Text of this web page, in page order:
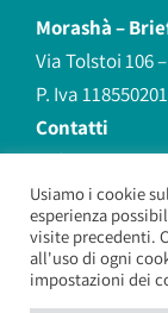
Morashà –
Via Tolstoi 106
P. Iva
Contatti
339 8596707
(anche
Usiamo i cookie
esperienza
visite precedenti.
all'uso di ogni
impostazioni dei